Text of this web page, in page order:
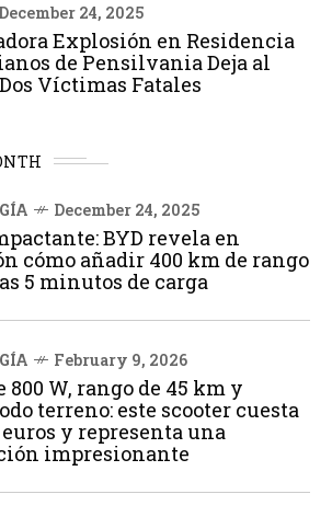
December 24, 2025
Explosión en Residencia
de Pensilvania Deja al
Víctimas Fatales
December 24, 2025
BYD revela en
cómo añadir 400 km de rango
5 minutos de carga
February 9, 2026
800 W, rango de 45 km y
terreno: este scooter cuesta
euros y representa una
impresionante